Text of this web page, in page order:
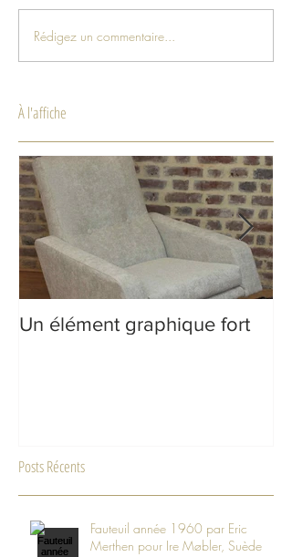
Rédigez un commentaire...
À l'affiche
Un élément graphique fort
Posts Récents
Fauteuil année 1960 par Eric
Merthen pour Ire Møbler, Suède